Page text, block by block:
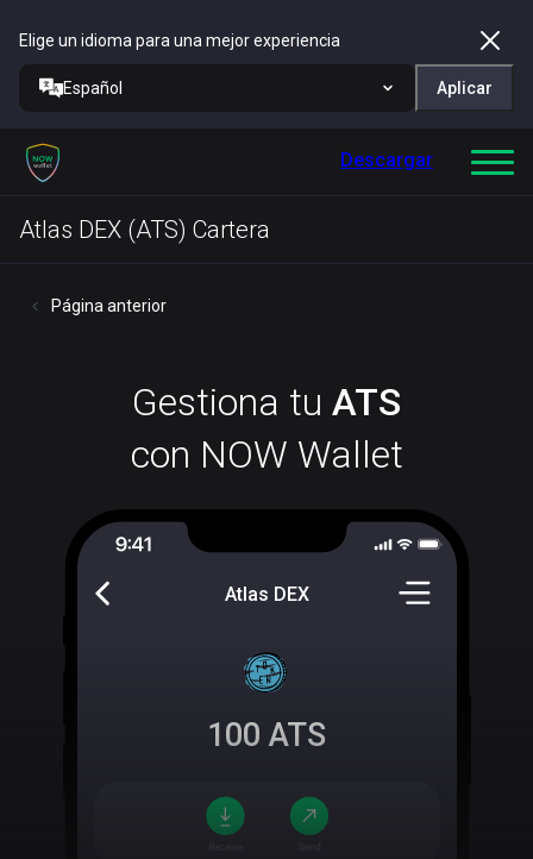
Elige un idioma para una mejor experiencia
Español Aplicar
Descargar
Atlas DEX (ATS) Cartera
Página anterior
Gestiona tu ATS
con NOW Wallet
Atlas DEX
100 ATS